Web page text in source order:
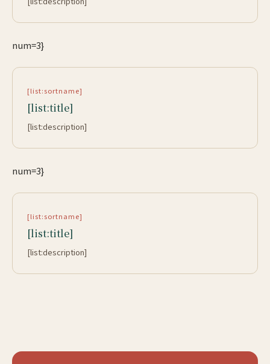
num=3}
[list:sortname]
[list:title]
[list:description]
num=3}
[list:sortname]
[list:title]
[list:description]